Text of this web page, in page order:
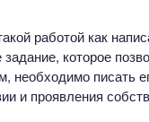
работой как
которое
писать
и проявления